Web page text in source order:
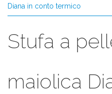
Diana in conto termico
Stufa a
maiolica